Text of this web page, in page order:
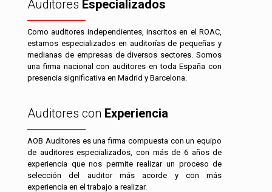
Auditores Especializados
Como auditores independientes, inscritos en el ROAC,
estamos especializados en auditorías de pequeñas y
medianas de empresas de diversos sectores. Somos
una firma nacional con auditores en toda España con
presencia significativa en Madrid y Barcelona.
Auditores con Experiencia
AOB Auditores es una firma compuesta con un equipo
de auditores especializados, con más de 6 años de
experiencia que nos permite realizar un proceso de
selección del auditor más acorde y con más
experiencia en el trabajo a realizar.